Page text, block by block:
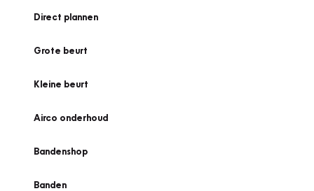
Direct plannen
Grote beurt
Kleine beurt
Airco onderhoud
Bandenshop
Banden